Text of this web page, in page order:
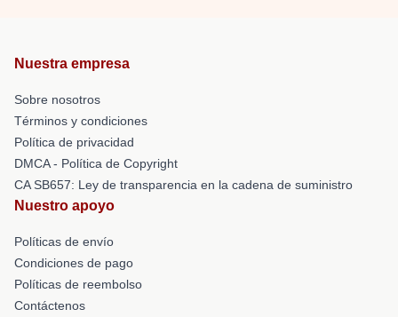
Nuestra empresa
Sobre nosotros
Términos y condiciones
Política de privacidad
DMCA - Política de Copyright
CA SB657: Ley de transparencia en la cadena de suministro
Nuestro apoyo
Políticas de envío
Condiciones de pago
Políticas de reembolso
Contáctenos